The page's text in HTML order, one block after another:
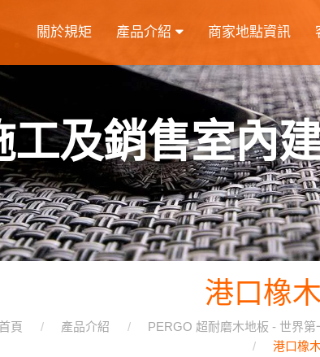
關於規矩 產品介紹 商家地點資訊
及銷售室內
港口橡
首頁 產品介紹 PERGO 超耐磨木地板 - 世界第
港口橡